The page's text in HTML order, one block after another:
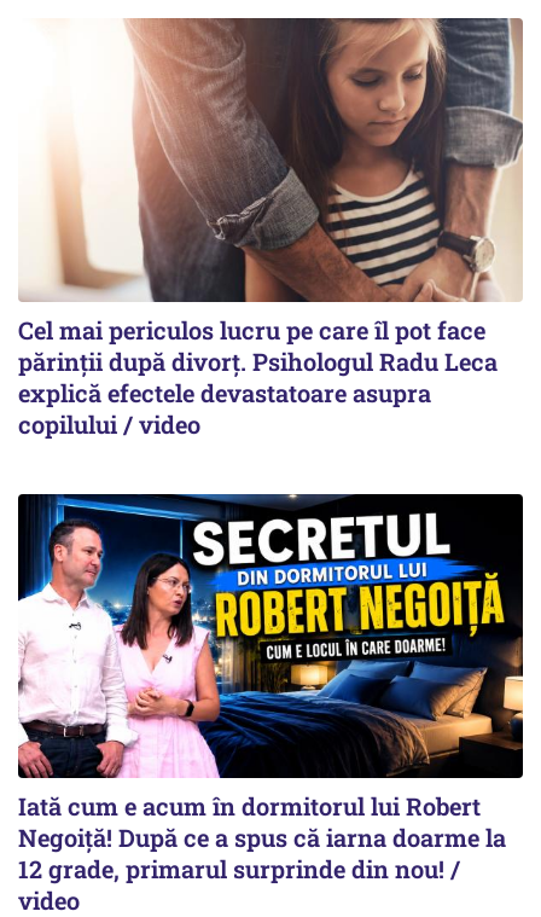
Cel mai periculos lucru pe care îl pot face
părinții după divorț. Psihologul Radu Leca
explică efectele devastatoare asupra
copilului / video
Iată cum e acum în dormitorul lui Robert
Negoiță! După ce a spus că iarna doarme la
12 grade, primarul surprinde din nou! /
video